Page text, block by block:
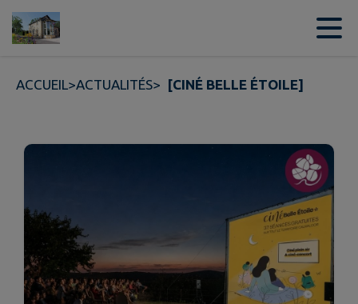
Contenu
ACCUEIL>ACTUALITÉS> [CINÉ BELLE ÉTOILE]